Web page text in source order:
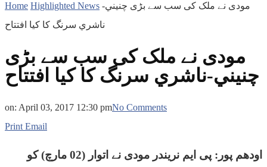
Home Highlighted News مودی نے ملک کی سب سے بڑی چنیني-
ناشري سرنگ کا کیا افتتاح
مودی نے ملک کی سب سے بڑی
چنیني-ناشري سرنگ کا کیا افتتاح
on: April 03, 2017 12:30 pmNo Comments
Print Email
اودھم پور: پی ایم نریندر مودی نے اتوار (02 مارچ) کو